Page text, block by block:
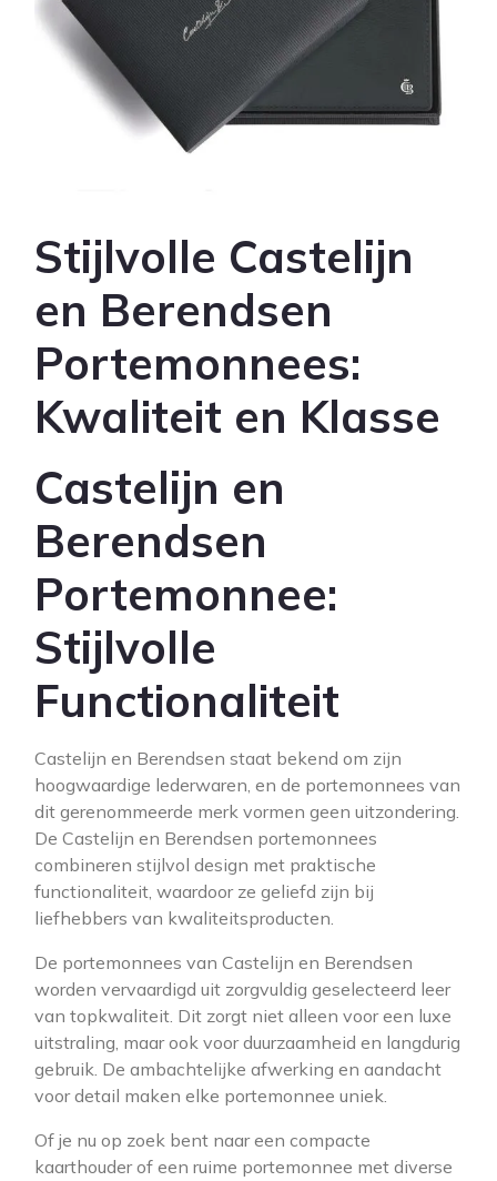
Stijlvolle Castelijn
en Berendsen
Portemonnees:
Kwaliteit en Klasse
Castelijn en
Berendsen
Portemonnee:
Stijlvolle
Functionaliteit
Castelijn en Berendsen staat bekend om zijn
hoogwaardige lederwaren, en de portemonnees van
dit gerenommeerde merk vormen geen uitzondering.
De Castelijn en Berendsen portemonnees
combineren stijlvol design met praktische
functionaliteit, waardoor ze geliefd zijn bij
liefhebbers van kwaliteitsproducten.
De portemonnees van Castelijn en Berendsen
worden vervaardigd uit zorgvuldig geselecteerd leer
van topkwaliteit. Dit zorgt niet alleen voor een luxe
uitstraling, maar ook voor duurzaamheid en langdurig
gebruik. De ambachtelijke afwerking en aandacht
voor detail maken elke portemonnee uniek.
Of je nu op zoek bent naar een compacte
kaarthouder of een ruime portemonnee met diverse